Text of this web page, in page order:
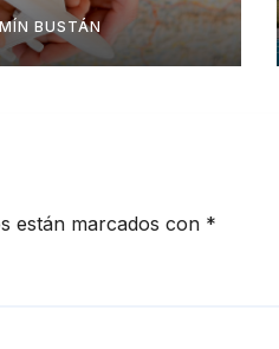
del Ecuador
BUSTÁN
están marcados con *